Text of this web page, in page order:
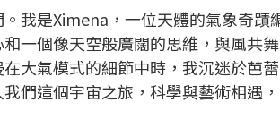
我是Ximena，一位天體的氣象奇蹟
一個像天空般廣闊的思維，與風共
大氣模式的細節中時，我沉迷於芭
們這個宇宙之旅，科學與藝術相遇